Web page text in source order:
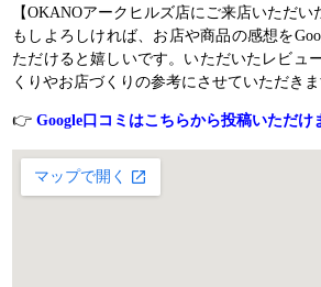
【OKANOアークヒルズ店にご来店いただい
もしよろしければ、お店や商品の感想を
ただけると嬉しいです。いただいたレビュ
くりやお店づくりの参考にさせていただきま
👉 Google口コミはこちらから投稿いただけ